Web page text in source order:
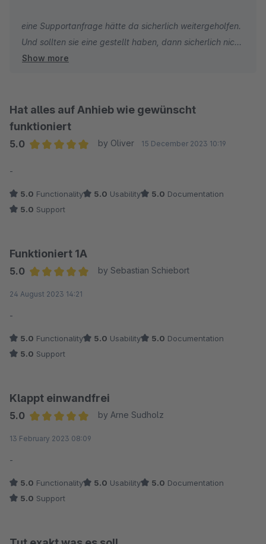
Martin
eine Supportanfrage hätte da sicherlich weitergeholfen.
Und sollten sie eine gestellt haben, dann sicherlich nicht
unter Omkara Omkara.
ich Ihnen sowie und viel Erfolg mit ihren Shop.
Show more
Hat alles auf Anhieb wie gewünscht
funktioniert
5.0
by Oliver 15 December 2023 10:19
-
5.0 Functionality 5.0 Usability 5.0 Documentation
5.0 Support
Funktioniert 1A
5.0
by Sebastian Schiebort
24 August 2023 14:21
-
5.0 Functionality 5.0 Usability 5.0 Documentation
5.0 Support
Klappt einwandfrei
5.0
by Arne Sudholz
13 February 2023 08:09
-
5.0 Functionality 5.0 Usability 5.0 Documentation
5.0 Support